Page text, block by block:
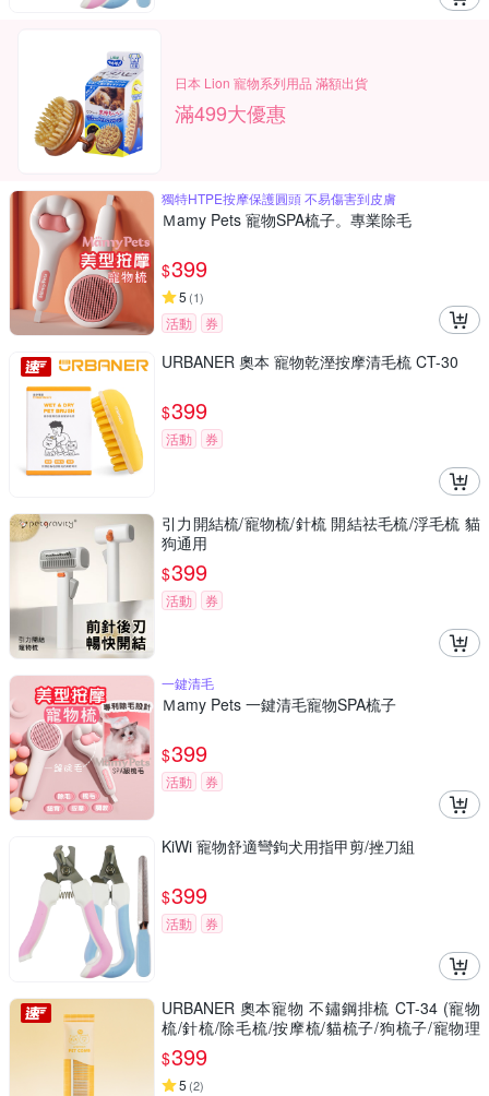
日本 Lion 寵物系列用品 滿額出貨
滿499大優惠
獨特HTPE按摩保護圓頭 不易傷害到皮膚
Ｍamy Pets 寵物SPA梳子。專業除毛
$399
5 (1)
活動 券
URBANER 奧本 寵物乾溼按摩清毛梳 CT-30
$399
活動 券
引力開結梳/寵物梳/針梳 開結祛毛梳/浮毛梳 貓
狗通用
$399
活動 券
一鍵清毛
Ｍamy Pets 一鍵清毛寵物SPA梳子
$399
活動 券
KiWi 寵物舒適彎鉤犬用指甲剪/挫刀組
$399
活動 券
URBANER 奧本寵物 不鏽鋼排梳 CT-34 (寵物
梳/針梳/除毛梳/按摩梳/貓梳子/狗梳子/寵物理
毛/美容梳)
$399
5 (2)